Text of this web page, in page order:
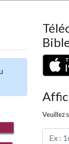
Veuillez